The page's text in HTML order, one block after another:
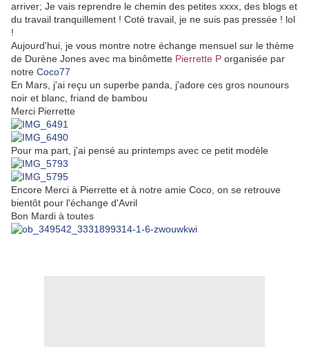
arriver; Je vais reprendre le chemin des petites xxxx, des blogs et
du travail tranquillement ! Coté travail, je ne suis pas pressée ! lol
!
Aujourd'hui, je vous montre notre échange mensuel sur le thème
de Durène Jones avec ma binômette Pierrette P organisée par
notre Coco77
En Mars, j'ai reçu un superbe panda, j'adore ces gros nounours
noir et blanc, friand de bambou
Merci Pierrette
Pour ma part, j'ai pensé au printemps avec ce petit modèle
Encore Merci à Pierrette et à notre amie Coco, on se retrouve
bientôt pour l'échange d'Avril
Bon Mardi à toutes